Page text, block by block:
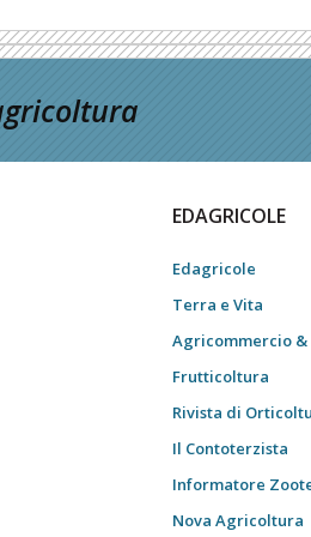
EDAGRICOLE
Edagricole
Terra e Vita
Agricommercio &
Frutticoltura
Rivista di
Il Contoterzista
Informatore
Nova Agricoltura